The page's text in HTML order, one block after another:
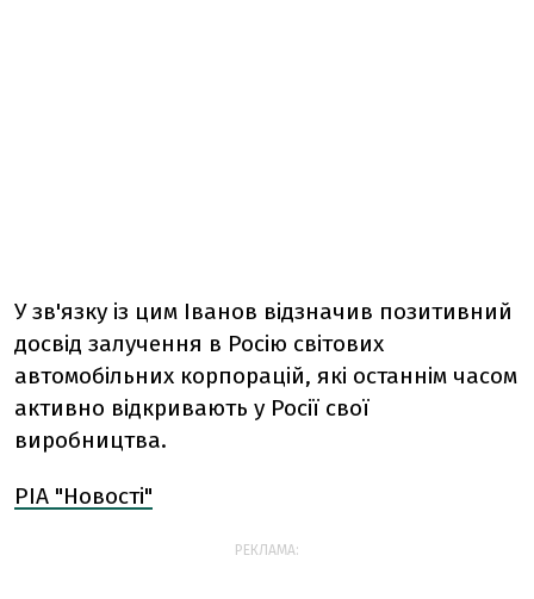
У зв'язку із цим Іванов відзначив позитивний
досвід залучення в Росію світових
автомобільних корпорацій, які останнім часом
активно відкривають у Росії свої
виробництва.
РІА "Новості"
РЕКЛАМА: